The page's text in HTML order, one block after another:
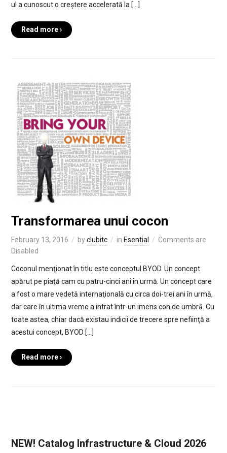
ul a cunoscut o creștere accelerată la […]
Read more ›
Transformarea unui cocon
February 13, 2016 byclubitc in Esential
Comments are
Disabled
Coconul menţionat în titlu este conceptul BYOD. Un concept
apărut pe piaţă cam cu patru-cinci ani în urmă. Un concept care
a fost o mare vedetă internaţională cu circa doi-trei ani în urmă,
dar care în ultima vreme a intrat într-un imens con de umbră. Cu
toate astea, chiar dacă existau indicii de trecere spre nefiinţă a
acestui concept, BYOD […]
Read more ›
NEW! Catalog Infrastructure & Cloud 2026